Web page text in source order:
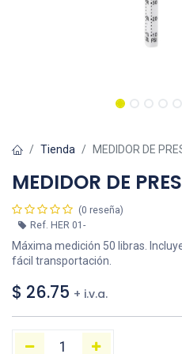
Tienda MEDIDOR DE
MEDIDOR DE
(0 reseña)
Ref. HER 01-
Máxima medición 50 libras.
fácil transportación.
$ 26.75 + i.v.a.